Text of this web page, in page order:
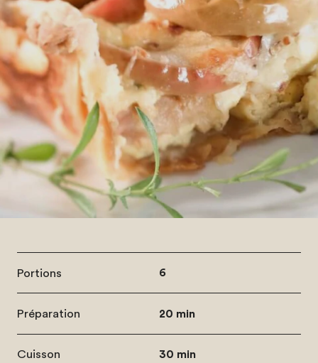
Portions 6
Préparation 20 min
Cuisson 30 min